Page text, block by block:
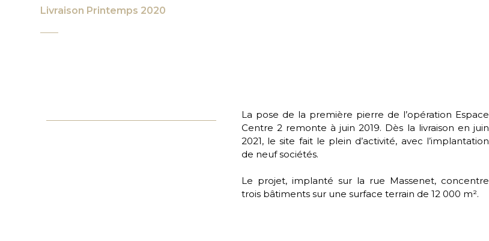
Livraison Printemps 2020
La pose de la première pierre de l’opération Espace
Centre 2 remonte à juin 2019. Dès la livraison en juin
2021, le site fait le plein d’activité, avec l’implantation
de neuf sociétés.
Le projet, implanté sur la rue Massenet, concentre
trois bâtiments sur une surface terrain de 12 000 m².